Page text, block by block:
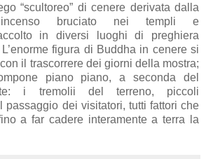
“scultoreo” di cenere derivata dalla
bruciato nei templi e
in diversi luoghi di preghiera
figura di Buddha in cenere si
il trascorrere dei giorni della mostra;
piano piano, a seconda del
i tremolii del terreno, piccoli
passaggio dei visitatori, tutti fattori che
a far cadere interamente a terra la